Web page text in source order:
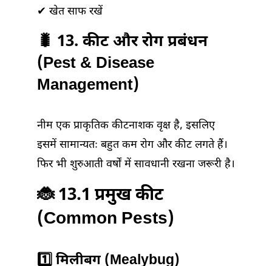
✔ खेत साफ रखें
🐛 13. कीट और रोग प्रबंधन
(Pest & Disease
Management)
नीम एक प्राकृतिक कीटनाशक वृक्ष है, इसलिए
इसमें सामान्यतः बहुत कम रोग और कीट लगते हैं।
फिर भी शुरुआती वर्षों में सावधानी रखना जरूरी है।
🐞 13.1 प्रमुख कीट
(Common Pests)
1️⃣ मिलीबग (Mealybug)